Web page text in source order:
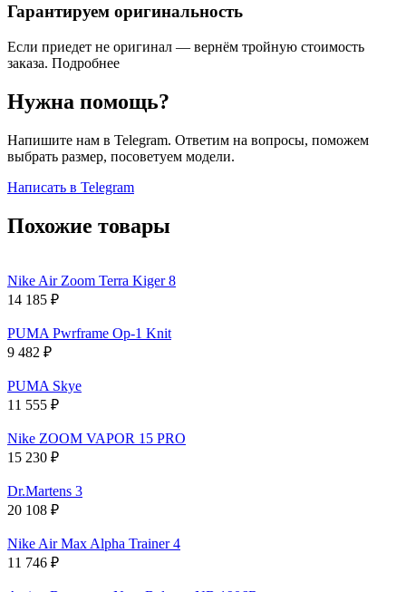
Гарантируем оригинальность
Если приедет не оригинал — вернём тройную стоимость
заказа. Подробнее
Нужна помощь?
Напишите нам в Telegram. Ответим на вопросы, поможем
выбрать размер, посоветуем модели.
Написать в Telegram
Похожие товары
Nike Air Zoom Terra Kiger 8
14 185 ₽
PUMA Pwrframe Op-1 Knit
9 482 ₽
PUMA Skye
11 555 ₽
Nike ZOOM VAPOR 15 PRO
15 230 ₽
Dr.Martens 3
20 108 ₽
Nike Air Max Alpha Trainer 4
11 746 ₽